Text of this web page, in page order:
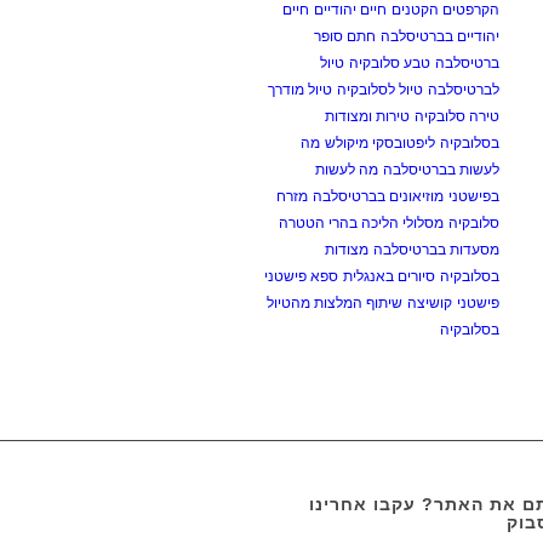
הקרפטים הקטנים חיים יהודיים חיים
יהודיים בברטיסלבה חתם סופר
ברטיסלבה טבע סלובקיה טיול
לברטיסלבה טיול לסלובקיה טיול מודרך
טירה סלובקיה טירות ומצודות
בסלובקיה ליפטובסקי מיקולש מה
לעשות בברטיסלבה מה לעשות
בפישטני מוזיאונים בברטיסלבה מזרח
סלובקיה מסלולי הליכה בהרי הטטרה
מסעדות בברטיסלבה מצודות
בסלובקיה סיורים באנגלית ספא פישטני
פישטני קושיצה שיתוף המלצות מהטיול
בסלובקיה
את האתר? עקבו אחרינו